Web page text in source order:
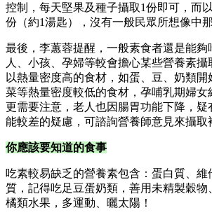
控制，每天堅果及種子攝取1份即可，而
份（約1湯匙），沒有一般民眾所想像中那
最後，李蕙蓉提醒，一般素食者還是能夠
人、小孩、孕婦等較會擔心某些營養素
以熱量密度高的食材，如蛋、豆、奶類
菜等熱量密度較低的食材，孕哺乳期婦女
更需要注意，老人也因腸胃功能下降，疑
能較差的疑慮，可諮詢營養師意見來攝取
你應該要知道的食事
吃素較易缺乏的營養素包含：蛋白質、維
質，記得吃足豆蛋奶類，善用未精製穀
橘類水果，多運動、曬太陽！